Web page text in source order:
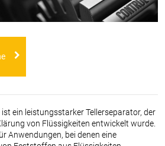
ist ein leistungsstarker Tellerseparator, der
von Flüssigkeiten entwickelt wurde.
Anwendungen, bei denen eine